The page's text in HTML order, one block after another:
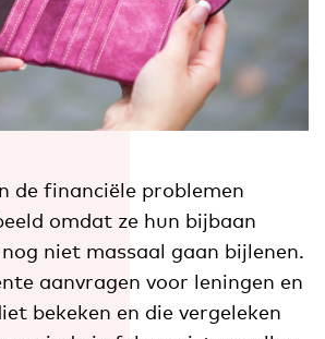
de financiële problemen
omdat ze hun bijbaan
niet massaal gaan bijlenen.
aanvragen voor leningen en
bekeken en die vergeleken